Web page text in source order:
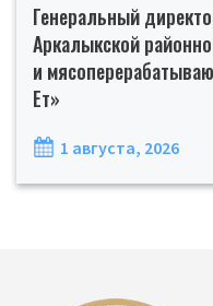
Генеральный
Аркалыкской
и
Ет»
1 августа, 2026